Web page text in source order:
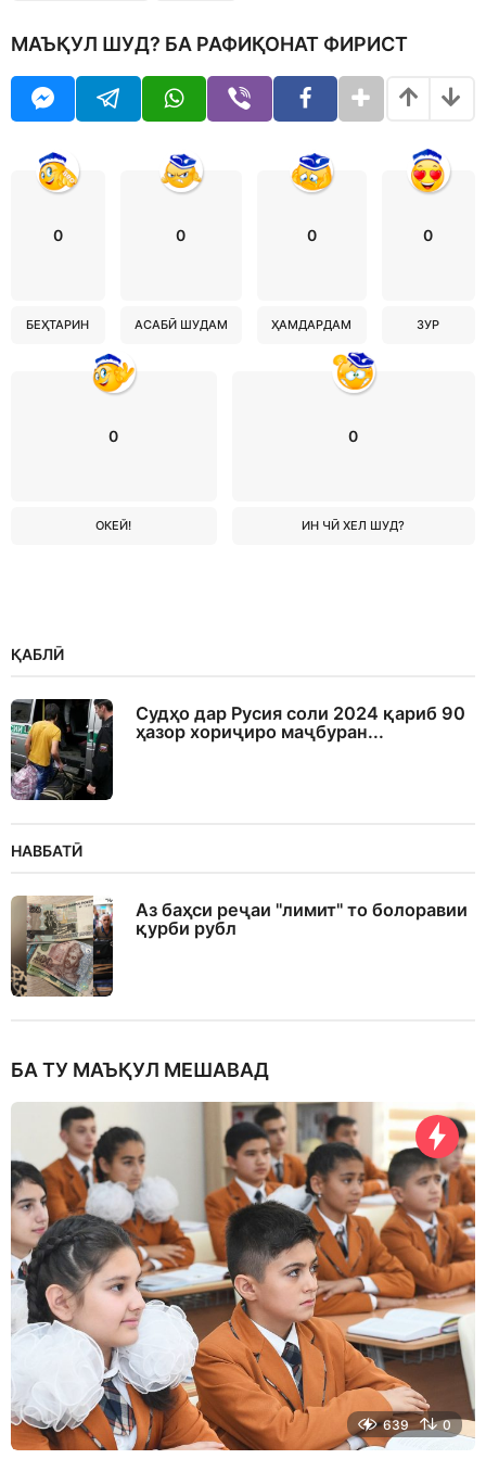
МАЪҚУЛ ШУД? БА РАФИҚОНАТ ФИРИСТ
0
БЕҲТАРИН
0
АСАБӢ ШУДАМ
0
ҲАМДАРДАМ
0
ЗУР
0
ОКЕЙ!
0
ИН ЧӢ ХЕЛ ШУД?
ҚАБЛӢ
Судҳо дар Русия соли 2024 қариб 90
ҳазор хориҷиро маҷбуран...
НАВБАТӢ
Аз баҳси реҷаи "лимит" то болоравии
қурби рубл
БА ТУ МАЪҚУЛ МЕШАВАД
639 0